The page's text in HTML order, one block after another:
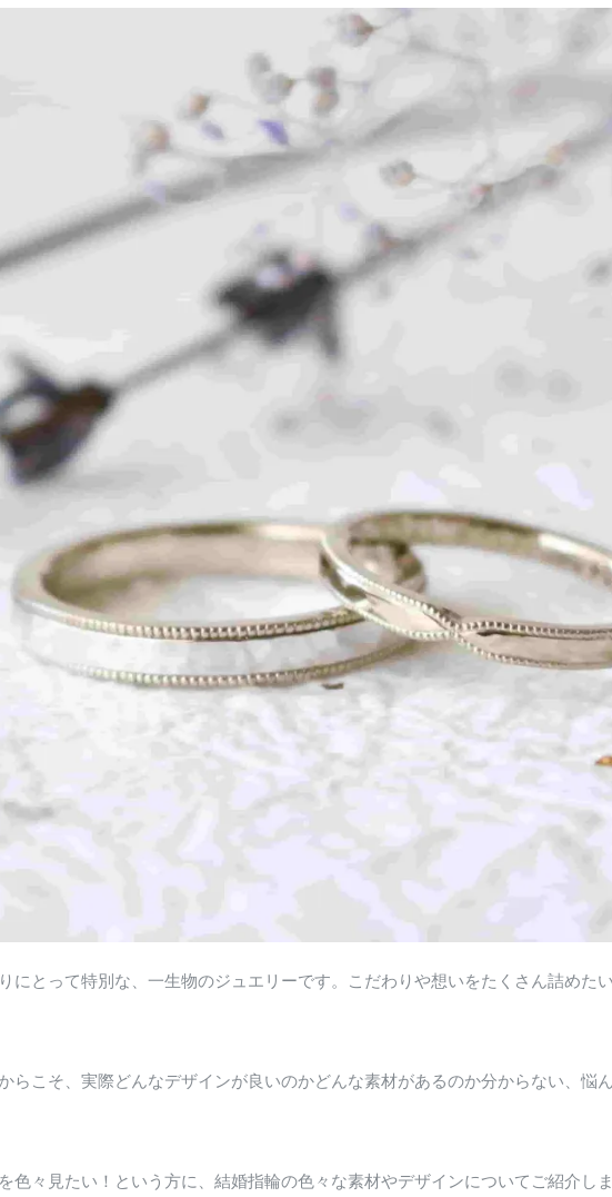
にとって特別な、一生物のジュエリーです。こだわりや想いをたくさん詰めた
らこそ、実際どんなデザインが良いのかどんな素材があるのか分からない、悩
色々見たい！という方に、結婚指輪の色々な素材やデザインについてご紹介しま